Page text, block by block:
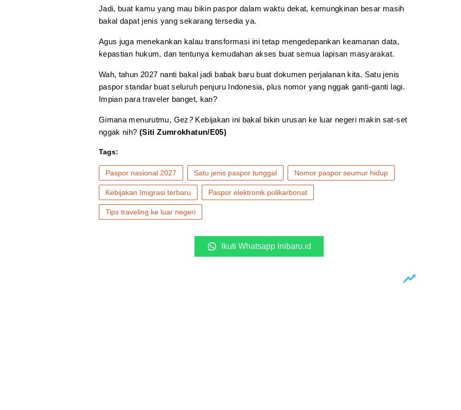
Jadi, buat kamu yang mau bikin paspor dalam waktu dekat, kemungkinan besar masih
bakal dapat jenis yang sekarang tersedia ya.
Agus juga menekankan kalau transformasi ini tetap mengedepankan keamanan data,
kepastian hukum, dan tentunya kemudahan akses buat semua lapisan masyarakat.
Wah, tahun 2027 nanti bakal jadi babak baru buat dokumen perjalanan kita. Satu jenis
paspor standar buat seluruh penjuru Indonesia, plus nomor yang nggak ganti-ganti lagi.
Impian para traveler banget, kan?
Gimana menurutmu, Gez?Kebijakan ini bakal bikin urusan ke luar negeri makin sat-set
nggak nih? (Siti Zumrokhatun/E05)
Tags:
Paspor nasional 2027 Satu jenis paspor tunggal Nomor paspor seumur hidup
Kebijakan Imigrasi terbaru Paspor elektronik polikarbonat
Tips traveling ke luar negeri
Ikuti Whatsapp Inibaru.id